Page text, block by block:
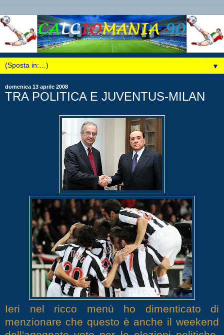
▼
domenica 13 aprile 2008
TRA POLITICA E JUVENTUS-MILAN
Ieri nel ricco menù ho dimenticato di
menzionare che questo è anche il weekend